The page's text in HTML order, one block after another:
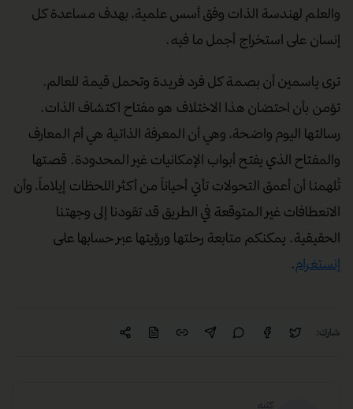
والعلم لهندسة الذات وفق أسس علمية، بهدف مساعدة كل
إنسان على استخراج أجمل ما فيه.
ترى ياسمين أن بصمة كل فرد فريدة وتحمل قيمة للعالم.
تؤمن بأن احتضان هذا الاختلاف هو مفتاح اكتشاف الذات.
رسالتها اليوم واضحة، وهي أن المعرفة الذاتية هي أم المعارف
والمفتاح الذي يفتح أبواب الإمكانيات غير المحدودة. قصتها
تُلهمنا أن أعمق التحولات تأتي أحياناً من أكثر اللحظات إيلاماً، وأن
الانعطافات غير المتوقعة في الطريق قد تقودنا إلى وجهتنا
الحقيقية. يمكنكم متابعة رحلتها ورؤيتها عبر حسابها على
إنستغرام.
شارك:
كتبه